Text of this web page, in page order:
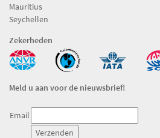
Mauritius
Seychellen
Zekerheden
Meld u aan voor de nieuwsbrief!
Email